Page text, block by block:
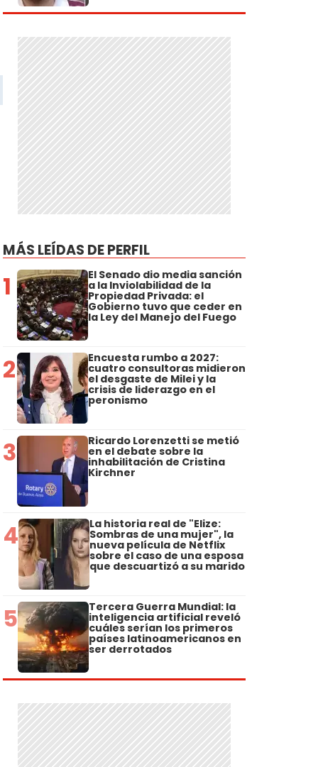
MÁS LEÍDAS DE PERFIL
1 El Senado dio media sanción
a la Inviolabilidad de la
Propiedad Privada: el
Gobierno tuvo que ceder en
la Ley del Manejo del Fuego
2 Encuesta rumbo a 2027:
cuatro consultoras midieron
el desgaste de Milei y la
crisis de liderazgo en el
peronismo
3 Ricardo Lorenzetti se metió
en el debate sobre la
inhabilitación de Cristina
Kirchner
4 La historia real de "Elize:
Sombras de una mujer", la
nueva película de Netflix
sobre el caso de una esposa
que descuartizó a su marido
5 Tercera Guerra Mundial: la
inteligencia artificial reveló
cuáles serían los primeros
países latinoamericanos en
ser derrotados